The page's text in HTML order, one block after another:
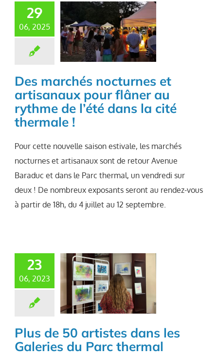
29
06, 2025
Des marchés nocturnes et
artisanaux pour flâner au
rythme de l’été dans la cité
thermale !
Pour cette nouvelle saison estivale, les marchés
nocturnes et artisanaux sont de retour Avenue
Baraduc et dans le Parc thermal, un vendredi sur
deux ! De nombreux exposants seront au rendez-vous
à partir de 18h, du 4 juillet au 12 septembre.
23
06, 2023
Plus de 50 artistes dans les
Galeries du Parc thermal